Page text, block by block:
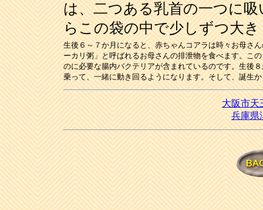
は、二つある乳首の一つに
らこの袋の中で少しずつ大
生後６～７か月になると、赤ちゃんコアラは時々お母さ
ーカリ粥」と呼ばれるお母さんの排泄物を食べます。こ
のに必要な腸内バクテリアが含まれているのです。生後
乗って、一緒に動き回るようになります。そして、誕生
大阪市天
兵庫県